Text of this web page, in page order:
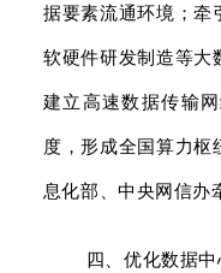
据要素流通环境；牵
软硬件研发制造等大
建立高速数据传输
度，形成全国算力枢
息化部、中央网信办
四、优化数据